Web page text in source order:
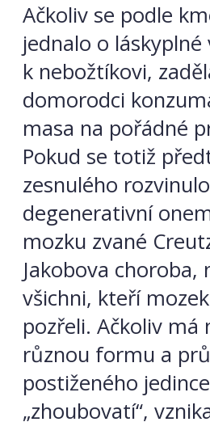
Ačkoliv se podle
jednalo o
k nebožtíkovi,
domorodci
masa na pořádné
Pokud se totiž
zesnulého rozvinulo
degenerativní
mozku zvané
Jakobova choroba,
všichni, kteří
pozřeli. Ačkoliv má
různou formu a
postiženého
„zhoubovatí“,